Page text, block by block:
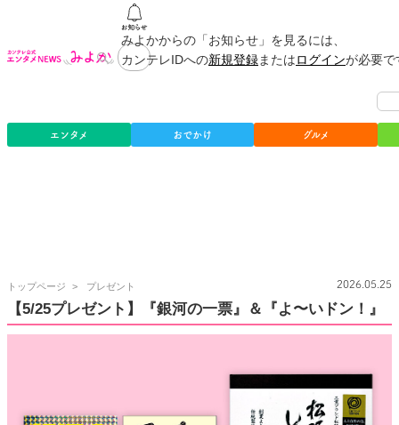
みよかからの「お知らせ」を見るには、
カンテレIDへの新規登録またはログインが必要
エンタメ おでかけ グルメ
トップページ
テ
レ
メ
プレゼント 2026.05.25
【5/25プレゼント】『銀河の一票』＆『よ〜いドン！』